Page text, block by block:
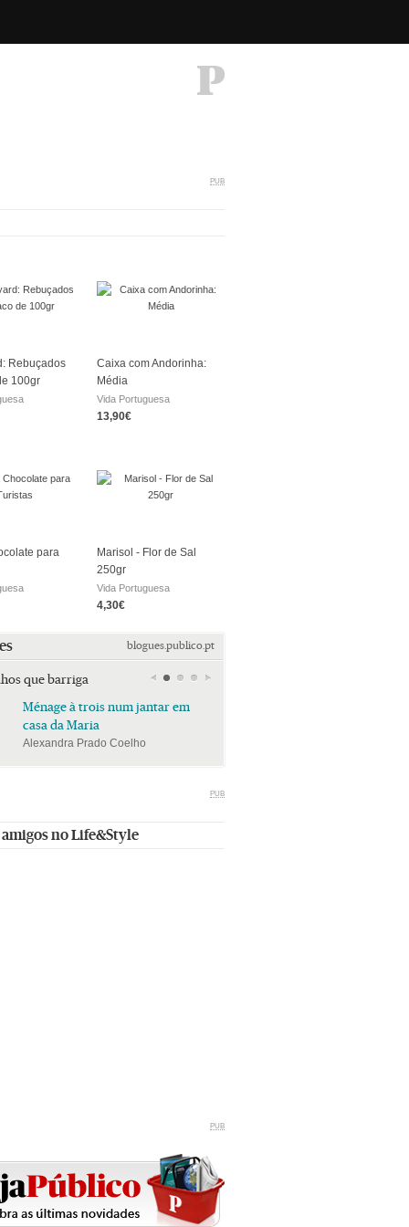
PUB
Rebuçados
100gr
Caixa com Andorinha:
Média
Vida Portuguesa
13,90€
para
Marisol - Flor de Sal
250gr
Vida Portuguesa
4,30€
blogues.publico.pt
que barriga
Ménage à trois num jantar em
casa da Maria
Alexandra Prado Coelho
PUB
amigos no Life&Style
PUB